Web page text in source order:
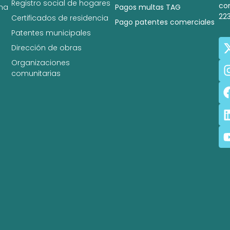
Pagos multas TAG
Pago patentes comerciales
Registro social de hogares
Certificados de residencia
Patentes municipales
Dirección de obras
Organizaciones
comunitarias